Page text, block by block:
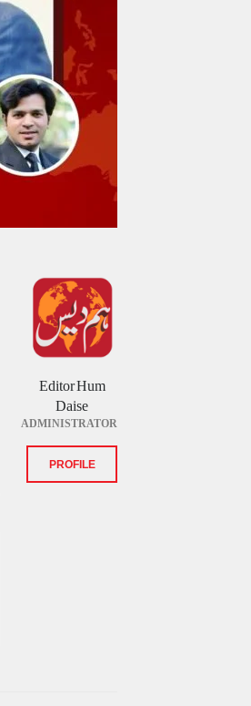
Editor Hum
Daise
ADMINISTRATOR
PROFILE